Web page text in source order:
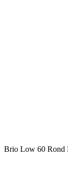
Brio Low 60 Rond